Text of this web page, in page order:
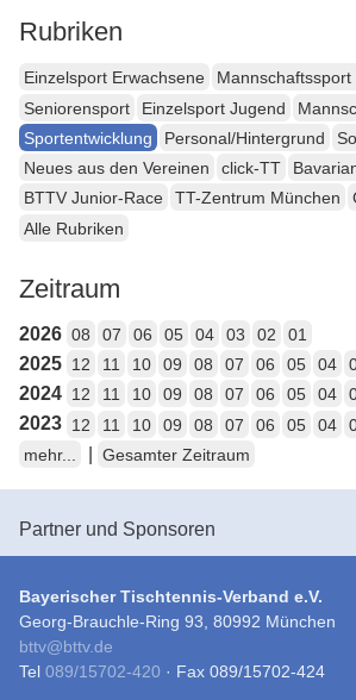
Rubriken
Einzelsport Erwachsene
Mannschaftssport
Seniorensport
Einzelsport Jugend
Sportentwicklung
Personal/Hintergrund
Neues aus den Vereinen
click-TT
BTTV Junior-Race
TT-Zentrum München
Alle Rubriken
Zeitraum
2026 08 07 06 05 04 03 02 01
2025 12 11 10 09 08 07 06 05 04
2024 12 11 10 09 08 07 06 05 04
2023 12 11 10 09 08 07 06 05 04
mehr...
Gesamter Zeitraum
Partner und Sponsoren
Bayerischer Tischtennis-Verband e.V.
Georg-Brauchle-Ring 93, 80992 München
bttv@bttv.de
Tel 089/15702-420 · Fax 089/15702-424